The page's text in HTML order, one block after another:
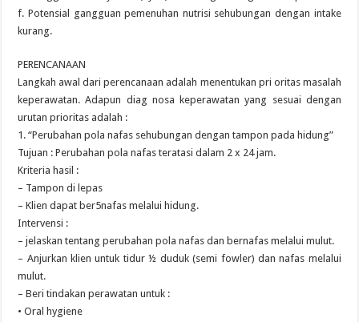
f. Potensial gangguan pemenuhan nutrisi sehubungan dengan intake
kurang.
PERENCANAAN
Langkah awal dari perencanaan adalah menentukan pri oritas masalah
keperawatan. Adapun diag nosa keperawatan yang sesuai dengan
urutan prioritas adalah :
1. “Perubahan pola nafas sehubungan dengan tampon pada hidung”
Tujuan : Perubahan pola nafas teratasi dalam 2 x 24 jam.
Kriteria hasil :
– Tampon di lepas
– Klien dapat ber5nafas melalui hidung.
Intervensi :
– jelaskan tentang perubahan pola nafas dan bernafas melalui mulut.
– Anjurkan klien untuk tidur ½ duduk (semi fowler) dan nafas melalui
mulut.
– Beri tindakan perawatan untuk :
• Oral hygiene